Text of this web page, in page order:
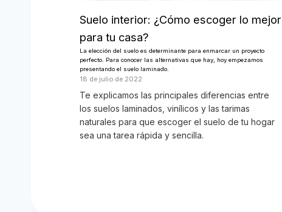
Suelo interior: ¿Cómo escoger lo mejor
para tu casa?
La elección del suelo es determinante para enmarcar un proyecto
perfecto. Para conocer las alternativas que hay, hoy empezamos
presentando el suelo laminado.
18 de julio de 2022
Te explicamos las principales diferencias entre
los suelos laminados, vinílicos y las tarimas
naturales para que escoger el suelo de tu hogar
sea una tarea rápida y sencilla.